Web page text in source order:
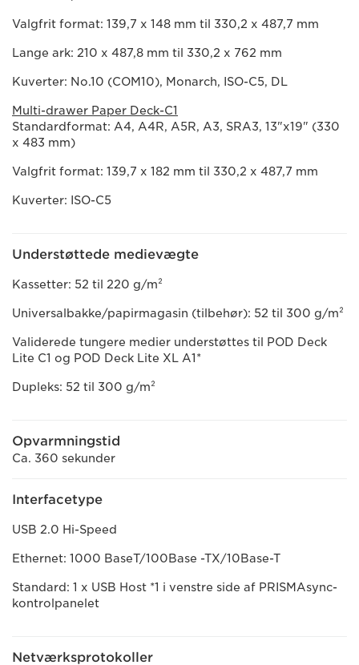
Valgfrit format: 139,7 x 148 mm til 330,2 x 487,7 mm
Lange ark: 210 x 487,8 mm til 330,2 x 762 mm
Kuverter: No.10 (COM10), Monarch, ISO-C5, DL
Multi-drawer Paper Deck-C1
Standardformat: A4, A4R, A5R, A3, SRA3, 13"x19" (330
x 483 mm)
Valgfrit format: 139,7 x 182 mm til 330,2 x 487,7 mm
Kuverter: ISO-C5
Understøttede medievægte
Kassetter: 52 til 220 g/m²
Universalbakke/papirmagasin (tilbehør): 52 til 300 g/m²
Validerede tungere medier understøttes til POD Deck
Lite C1 og POD Deck Lite XL A1*
Dupleks: 52 til 300 g/m²
Opvarmningstid
Ca. 360 sekunder
Interfacetype
USB 2.0 Hi-Speed
Ethernet: 1000 BaseT/100Base -TX/10Base-T
Standard: 1 x USB Host *1 i venstre side af PRISMAsync-
kontrolpanelet
Netværksprotokoller